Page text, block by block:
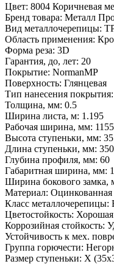
Цвет: 8004 Коричневая
Бренд товара: Металл
Вид металлочерепицы:
Область применения:
Форма реза: 3D
Гарантия, до, лет: 20
Покрытие: NormanMP
Поверхность: Глянцевая
Тип нанесения покрытия:
Толщина, мм: 0.5
Ширина листа, м: 1.195
Рабочая ширина, мм: 1155
Высота ступеньки, мм: 35
Длина ступеньки, мм: 350
Глубина профиля, мм: 60
Габаритная ширина, мм:
Ширина бокового замка,
Материал: Оцинкованная
Класс металлочерепицы:
Цветостойкость:
Коррозийная стойкость:
Устойчивость к мех.
Группа горючести:
Размер ступеньки: X